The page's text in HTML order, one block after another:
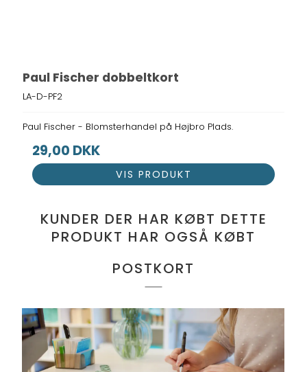
Paul Fischer dobbeltkort
LA-D-PF2
Paul Fischer - Blomsterhandel på Højbro Plads.
29,00 DKK
VIS PRODUKT
KUNDER DER HAR KØBT DETTE
PRODUKT HAR OGSÅ KØBT
POSTKORT